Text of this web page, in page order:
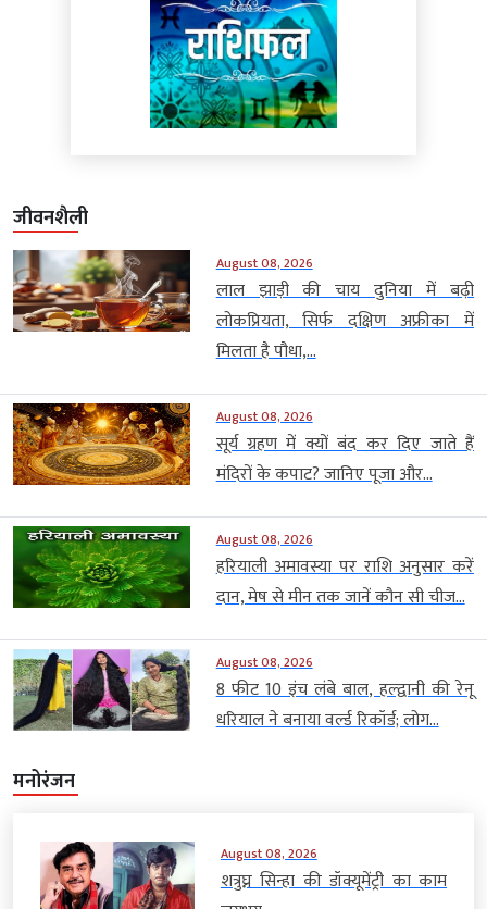
जीवनशैली
August 08, 2026
लाल झाड़ी की चाय दुनिया में बढ़ी
लोकप्रियता, सिर्फ दक्षिण अफ्रीका में
मिलता है पौधा,...
August 08, 2026
सूर्य ग्रहण में क्यों बंद कर दिए जाते हैं
मंदिरों के कपाट? जानिए पूजा और...
August 08, 2026
हरियाली अमावस्या पर राशि अनुसार करें
दान, मेष से मीन तक जानें कौन सी चीज...
August 08, 2026
8 फीट 10 इंच लंबे बाल, हल्द्वानी की रेनू
धरियाल ने बनाया वर्ल्ड रिकॉर्ड; लोग...
मनोरंजन
August 08, 2026
शत्रुघ्न सिन्हा की डॉक्यूमेंट्री का काम